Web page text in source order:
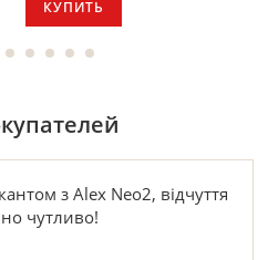
КУПИТЬ
з Alex Neo2, відчуття
чутливо!